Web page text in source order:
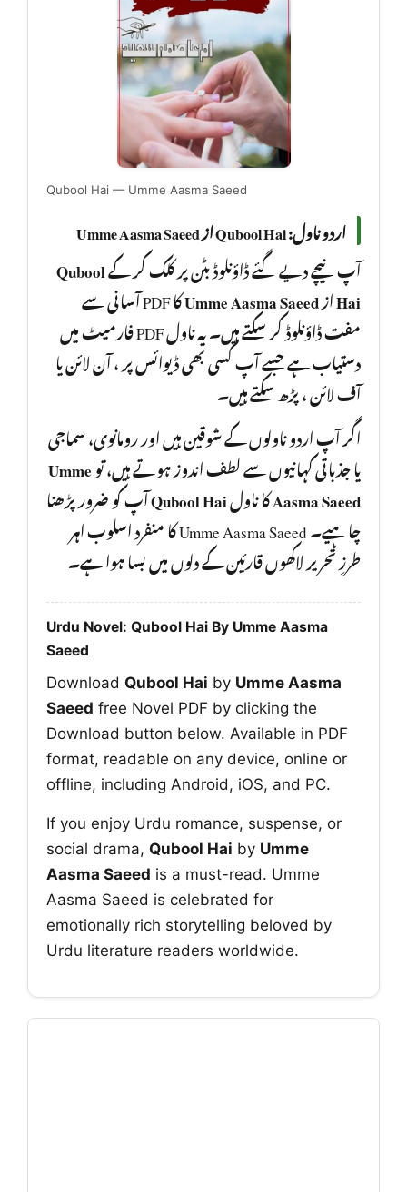
Qubool Hai — Umme Aasma Saeed
اردو ناول: Qubool Hai از Umme Aasma Saeed
آپ نیچے دیے گئے ڈاؤنلوڈ بٹن پر کلک کر کےQubool
HaiازUmme Aasma Saeed
کا PDF آسانی سے
مفت ڈاؤنلوڈ کر سکتے ہیں۔ یہ ناول PDF فارمیٹ میں
دستیاب ہے جسے آپ کسی بھی ڈیوائس پر ، آن لائن یا
آف لائن ، پڑھ سکتے ہیں۔
اگر آپ اردو ناولوں کے شوقین ہیں اور رومانوی، سماجی
یا جذباتی کہانیوں سے لطف اندوز ہوتے ہیں، توUmme
Aasma Saeedکا ناولQubool Haiآپ کو ضرور پڑھنا
چا ہیے۔ Umme Aasma Saeed کا منفرد اسلوب اہر
طرزِ تحریر لاکھوں قارئین کے دلوں میں بسا ہوا ہے۔
Urdu Novel: Qubool Hai By Umme Aasma
Saeed
Download Qubool Hai by Umme Aasma
Saeed free Novel PDF by clicking the
Download button below. Available in PDF
format, readable on any device, online or
offline, including Android, iOS, and PC.
If you enjoy Urdu romance, suspense, or
social drama, Qubool Hai by Umme
Aasma Saeed is a must-read. Umme
Aasma Saeed is celebrated for
emotionally rich storytelling beloved by
Urdu literature readers worldwide.